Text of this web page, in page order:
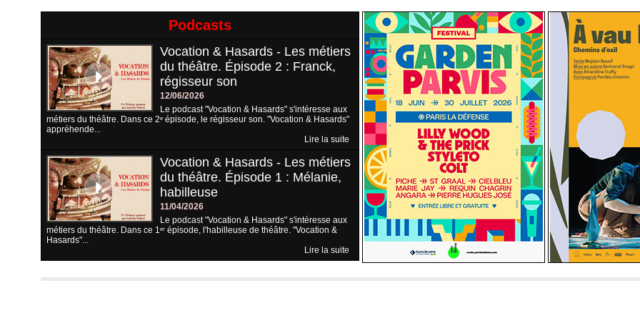
Podcasts
Vocation & Hasards - Les métiers
du théâtre. Épisode 2 : Franck,
régisseur son
12/06/2026
Le podcast "Vocation & Hasards" s'intéresse aux
métiers du théâtre. Dans ce 2ᵉ épisode, le régisseur son. "Vocation & Hasards"
appréhende...
Lire la suite
Vocation & Hasards - Les métiers
du théâtre. Épisode 1 : Mélanie,
habilleuse
11/04/2026
Le podcast "Vocation & Hasards" s'intéresse aux
métiers du théâtre. Dans ce 1ᵉʳ épisode, l'habilleuse de théâtre. "Vocation &
Hasards"...
Lire la suite